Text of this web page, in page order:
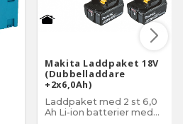
Makita Laddpaket 18V
(Dubbelladdare
+2x6,0Ah)
Laddpaket med 2 st 6,0
Ah Li-ion batterier med